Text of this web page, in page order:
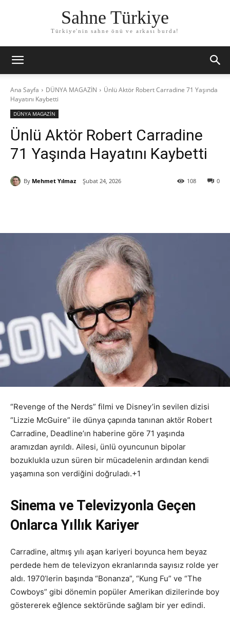
Sahne Türkiye
Türkiye'nin sahne önü ve arkası burda!
Ana Sayfa DÜNYA MAGAZİN
Ünlü Aktör Robert Carradine 71 Yaşında
Hayatını Kaybetti
DÜNYA MAGAZİN
Ünlü Aktör Robert Carradine
71 Yaşında Hayatını Kaybetti
By Mehmet Yılmaz Şubat 24, 2026 0
108
“Revenge of the Nerds” filmi ve Disney’in sevilen dizisi
“Lizzie McGuire” ile dünya çapında tanınan aktör Robert
Carradine, Deadline’ın haberine göre 71 yaşında
aramızdan ayrıldı. Ailesi, ünlü oyuncunun bipolar
bozuklukla uzun süren bir mücadelenin ardından kendi
yaşamına son verdiğini doğruladı.+1
Sinema ve Televizyonla Geçen
Onlarca Yıllık Kariyer
Carradine, altmış yılı aşan kariyeri boyunca hem beyaz
perdede hem de televizyon ekranlarında sayısız rolde yer
aldı. 1970’lerin başında “Bonanza”, “Kung Fu” ve “The
Cowboys” gibi dönemin popüler Amerikan dizilerinde boy
göstererek eğlence sektöründe sağlam bir yer edindi.